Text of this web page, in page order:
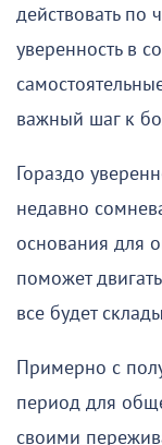
действовать по
уверенность в
важный шаг к
Гораздо
недавно
основания для
поможет
все будет
Примерно с
период для
своими